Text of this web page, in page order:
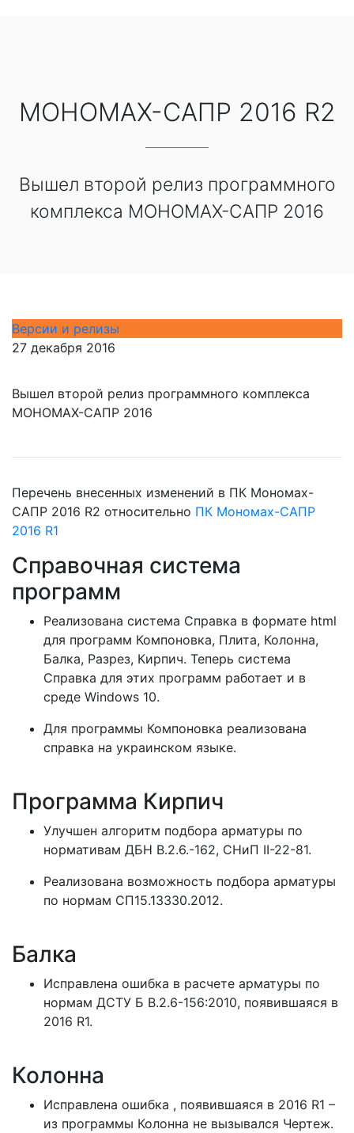
МОНОМАХ-САПР 2016 R2
Вышел второй релиз программного
комплекса МОНОМАХ-САПР 2016
Версии и релизы
27 декабря 2016
Вышел второй релиз программного комплекса
МОНОМАХ-САПР 2016
Перечень внесенных изменений в ПК Мономах-
САПР 2016 R2 относительно ПК Мономах-САПР
2016 R1
Справочная система
программ
Реализована система Справка в формате html
для программ Компоновка, Плита, Колонна,
Балка, Разрез, Кирпич. Теперь система
Справка для этих программ работает и в
среде Windows 10.
Для программы Компоновка реализована
справка на украинском языке.
Программа Кирпич
Улучшен алгоритм подбора арматуры по
нормативам ДБН В.2.6.-162, СНиП II-22-81.
Реализована возможность подбора арматуры
по нормам СП15.13330.2012.
Балка
Исправлена ошибка в расчете арматуры по
нормам ДСТУ Б В.2.6-156:2010, появившаяся в
2016 R1.
Колонна
Исправлена ошибка , появившаяся в 2016 R1 –
из программы Колонна не вызывался Чертеж.